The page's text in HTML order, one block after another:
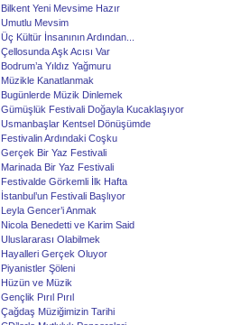
Bilkent Yeni Mevsime Hazır
Umutlu Mevsim
Üç Kültür İnsanının Ardından...
Çellosunda Aşk Acısı Var
Bodrum’a Yıldız Yağmuru
Müzikle Kanatlanmak
Bugünlerde Müzik Dinlemek
Gümüşlük Festivali Doğayla Kucaklaşıyor
Usmanbaşlar Kentsel Dönüşümde
Festivalin Ardındaki Coşku
Gerçek Bir Yaz Festivali
Marinada Bir Yaz Festivali
Festivalde Görkemli İlk Hafta
İstanbul’un Festivali Başlıyor
Leyla Gencer’i Anmak
Nicola Benedetti ve Karim Said
Uluslararası Olabilmek
Hayalleri Gerçek Oluyor
Piyanistler Şöleni
Hüzün ve Müzik
Gençlik Pırıl Pırıl
Çağdaş Müziğimizin Tarihi